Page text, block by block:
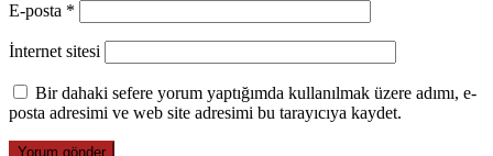
E-posta *
İnternet sitesi
Bir dahaki sefere yorum yaptığımda kullanılmak üzere adımı, e-
posta adresimi ve web site adresimi bu tarayıcıya kaydet.